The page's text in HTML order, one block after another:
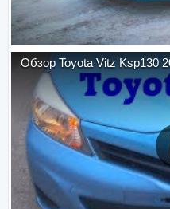
Обзор Toyota Vitz Ksp130